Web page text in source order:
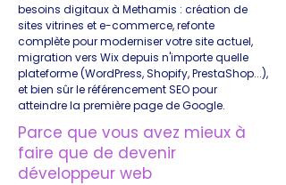
besoins digitaux à Methamis : création de
sites vitrines et e-commerce, refonte
complète pour moderniser votre site actuel,
migration vers Wix depuis n'importe quelle
plateforme (WordPress, Shopify, PrestaShop...),
et bien sûr le référencement SEO pour
atteindre la première page de Google.
Parce que vous avez mieux à
faire que de devenir
développeur web